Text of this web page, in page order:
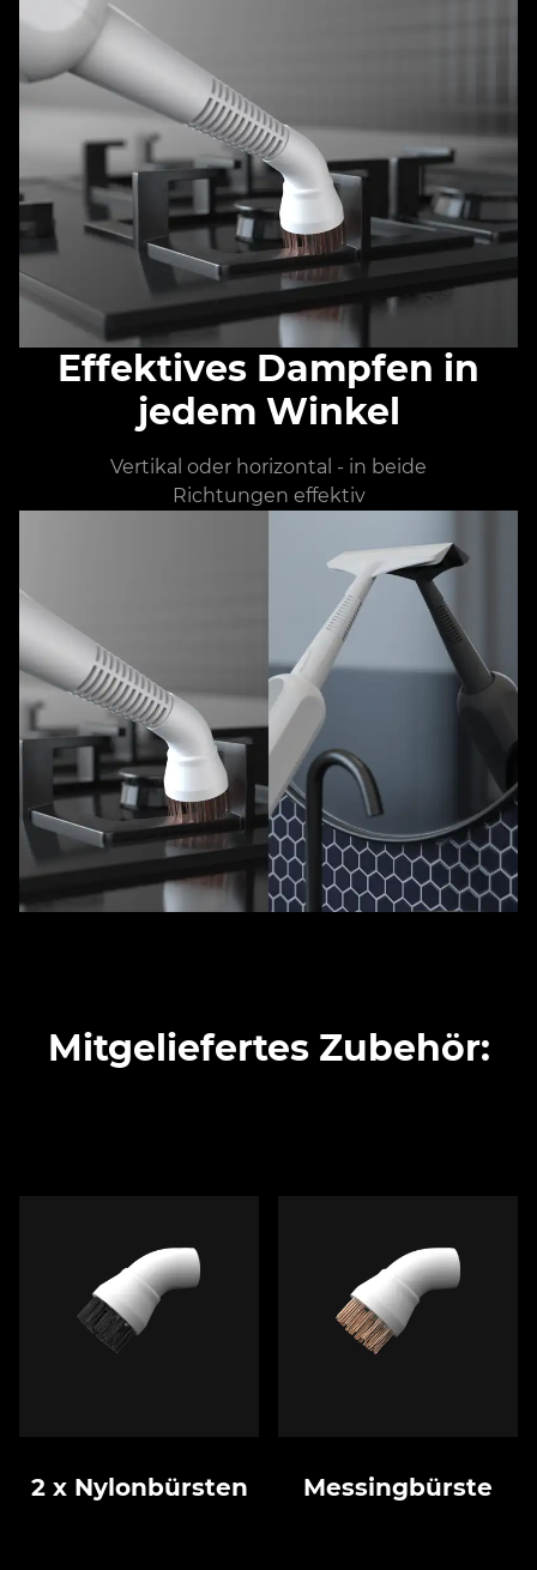
Effektives Dampfen in
jedem Winkel
Vertikal oder horizontal - in beide
Richtungen effektiv
Mitgeliefertes Zubehör:
2 x Nylonbürsten Messingbürste